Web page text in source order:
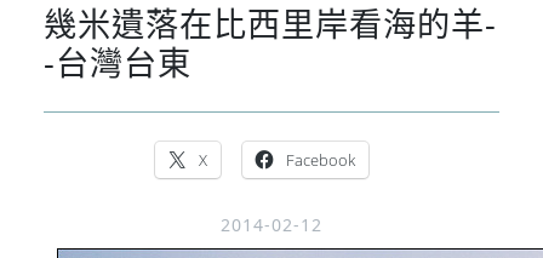
幾米遺落在比西里岸看海的羊-
-台灣台東
X Facebook
2014-02-12